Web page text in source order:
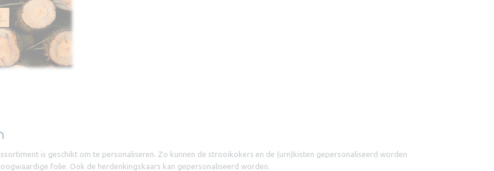
is geschikt om te personaliseren. Zo kunnen de strooikokers en de (urn)kisten gepersonaliseerd worden
folie. Ook de herdenkingskaars kan gepersonaliseerd worden.